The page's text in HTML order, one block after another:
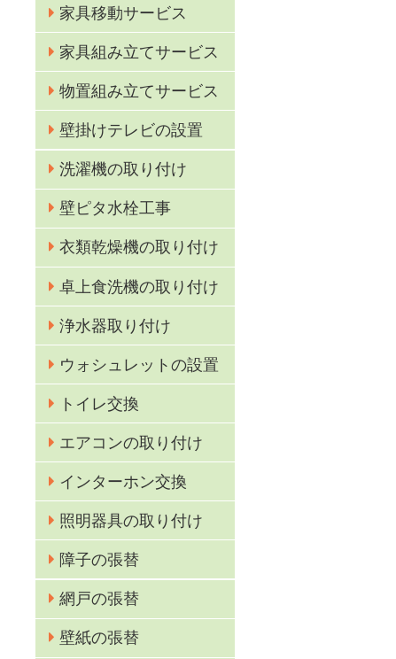
家具移動サービス
家具組み立てサービス
物置組み立てサービス
壁掛けテレビの設置
洗濯機の取り付け
壁ピタ水栓工事
衣類乾燥機の取り付け
卓上食洗機の取り付け
浄水器取り付け
ウォシュレットの設置
トイレ交換
エアコンの取り付け
インターホン交換
照明器具の取り付け
障子の張替
網戸の張替
壁紙の張替